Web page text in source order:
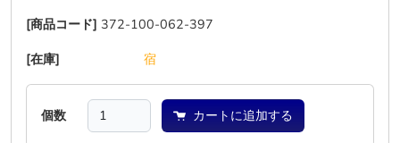
[商品コード] 372-100-062-397
[在庫]
宿
個数 カートに追加する